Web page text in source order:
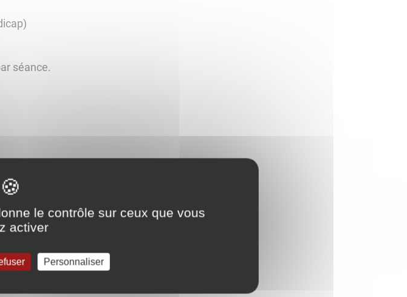
séance.
le contrôle sur ceux que vous
activer
Personnaliser